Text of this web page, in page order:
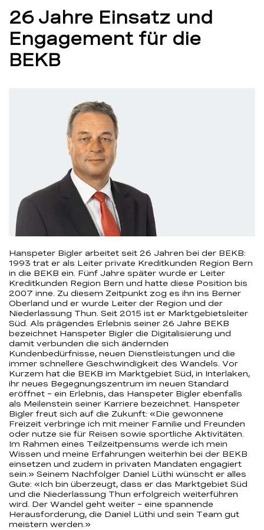
26 Jahre Einsatz und
Engagement für die
BEKB
Hanspeter Bigler arbeitet seit 26 Jahren bei der BEKB:
1993 trat er als Leiter private Kreditkunden Region Bern
in die BEKB ein. Fünf Jahre später wurde er Leiter
Kreditkunden Region Bern und hatte diese Position bis
2007 inne. Zu diesem Zeitpunkt zog es ihn ins Berner
Oberland und er wurde Leiter der Region und der
Niederlassung Thun. Seit 2015 ist er Marktgebietsleiter
Süd. Als prägendes Erlebnis seiner 26 Jahre BEKB
bezeichnet Hanspeter Bigler die Digitalisierung und
damit verbunden die sich ändernden
Kundenbedürfnisse, neuen Dienstleistungen und die
immer schnellere Geschwindigkeit des Wandels. Vor
Kurzem hat die BEKB im Marktgebiet Süd, in Interlaken,
ihr neues Begegnungszentrum im neuen Standard
eröffnet – ein Erlebnis, das Hanspeter Bigler ebenfalls
als Meilenstein seiner Karriere bezeichnet. Hanspeter
Bigler freut sich auf die Zukunft: «Die gewonnene
Freizeit verbringe ich mit meiner Familie und Freunden
oder nutze sie für Reisen sowie sportliche Aktivitäten.
Im Rahmen eines Teilzeitpensums werde ich mein
Wissen und meine Erfahrungen weiterhin bei der BEKB
einsetzen und zudem in privaten Mandaten engagiert
sein.» Seinem Nachfolger Daniel Lüthi wünscht er alles
Gute: «Ich bin überzeugt, dass er das Marktgebiet Süd
und die Niederlassung Thun erfolgreich weiterführen
wird. Der Wandel geht weiter – eine spannende
Herausforderung, die Daniel Lüthi und sein Team gut
meistern werden.»